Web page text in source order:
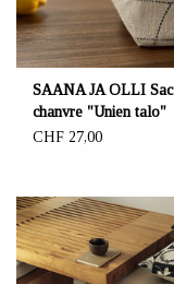
SAANA JA OLLI
chanvre "Unien talo"
13x13x18 cm
CHF 27,00